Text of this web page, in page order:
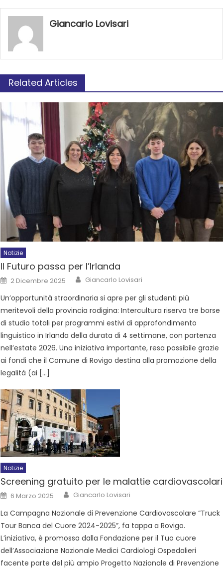
Giancarlo Lovisari
Related Articles
Notizie
Il Futuro passa per l’Irlanda
2 Dicembre 2025 Giancarlo Lovisari
Un’opportunità straordinaria si apre per gli studenti più
meritevoli della provincia rodigina: Intercultura riserva tre borse
di studio totali per programmi estivi di approfondimento
linguistico in Irlanda della durata di 4 settimane, con partenza
nell’estate 2026. Una iniziativa importante, resa possibile grazie
ai fondi che il Comune di Rovigo destina alla promozione della
legalità (ai […]
Notizie
Screening gratuito per le malattie cardiovascolari
6 Marzo 2025 Giancarlo Lovisari
La Campagna Nazionale di Prevenzione Cardiovascolare “Truck
Tour Banca del Cuore 2024-2025”, fa tappa a Rovigo.
L’iniziativa, è promossa dalla Fondazione per il Tuo cuore
dell’Associazione Nazionale Medici Cardiologi Ospedalieri
facente parte del più ampio Progetto Nazionale di Prevenzione